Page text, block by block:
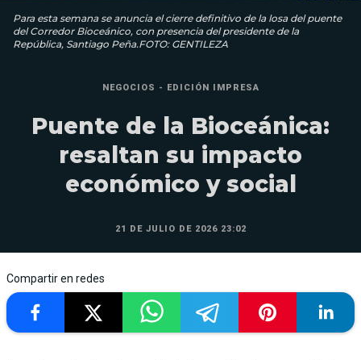
Para esta semana se anuncia el cierre definitivo de la losa del puente
del Corredor Bioceánico, con presencia del presidente de la
República, Santiago Peña.FOTO: GENTILEZA
NEGOCIOS - EDICIÓN IMPRESA
Puente de la Bioceánica:
resaltan su impacto
económico y social
21 DE JULIO DE 2026 23:02
Compartir en redes